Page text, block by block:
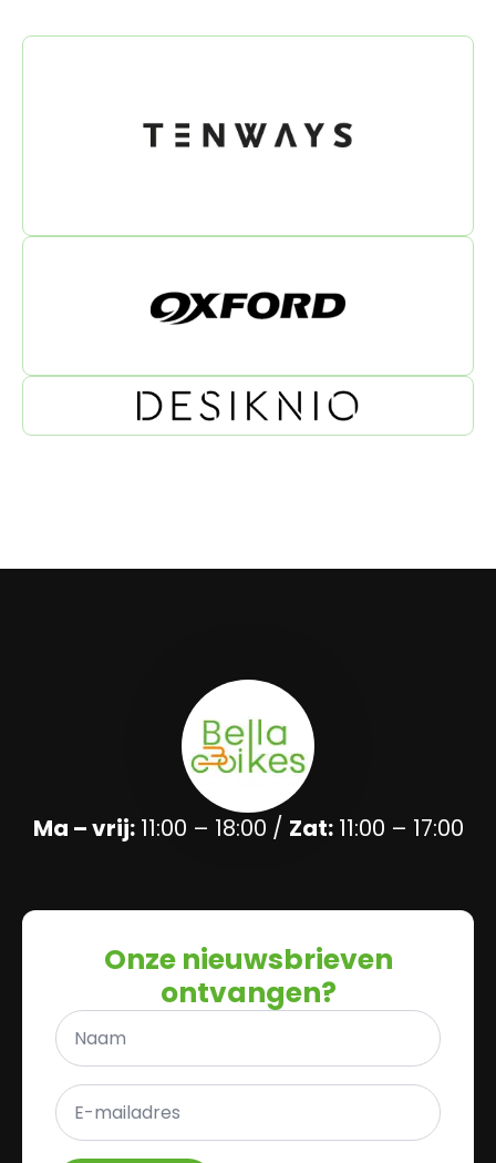
Ma – vrij:11:00 – 18:00 / Zat:11:00 – 17:00
Onze nieuwsbrieven
ontvangen?
Naam
E-
mailadres
*